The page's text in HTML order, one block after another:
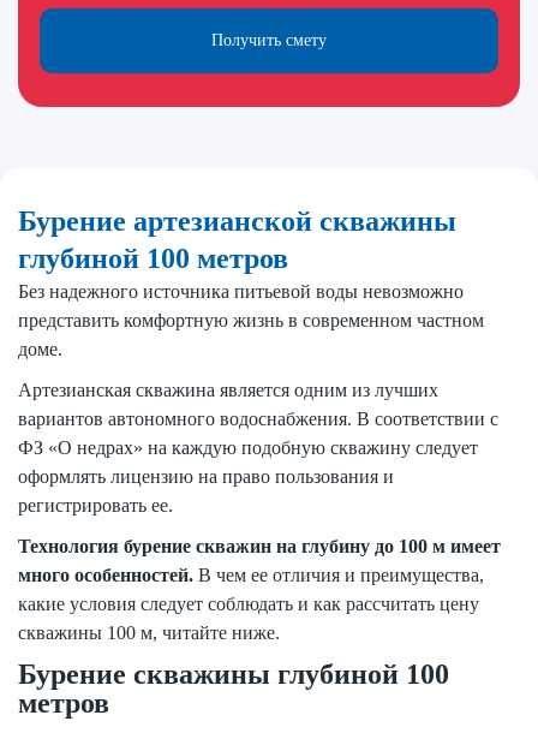
Получить смету
Бурение артезианской скважины
глубиной 100 метров
Без надежного источника питьевой воды невозможно
представить комфортную жизнь в современном частном
доме.
Артезианская скважина является одним из лучших
вариантов автономного водоснабжения. В соответствии с
ФЗ «О недрах» на каждую подобную скважину следует
оформлять лицензию на право пользования и
регистрировать ее.
Технология бурение скважин на глубину до 100 м имеет
много особенностей. В чем ее отличия и преимущества,
какие условия следует соблюдать и как рассчитать цену
скважины 100 м, читайте ниже.
Бурение скважины глубиной 100
метров